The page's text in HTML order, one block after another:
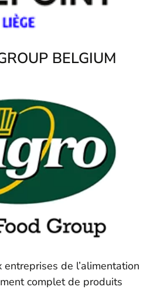
BELGIUM
de l’alimentation
complet de produits